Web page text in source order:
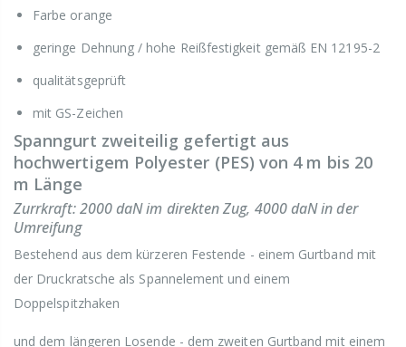
Farbe orange
geringe Dehnung / hohe Reißfestigkeit gemäß EN 12195-2
qualitätsgeprüft
mit GS-Zeichen
Spanngurt zweiteilig gefertigt aus
hochwertigem Polyester (PES) von 4 m bis 20
m Länge
Zurrkraft: 2000 daN im direkten Zug, 4000 daN in der
Umreifung
Bestehend aus dem kürzeren Festende - einem Gurtband mit
der Druckratsche als Spannelement und einem
Doppelspitzhaken
und dem längeren Losende - dem zweiten Gurtband mit einem